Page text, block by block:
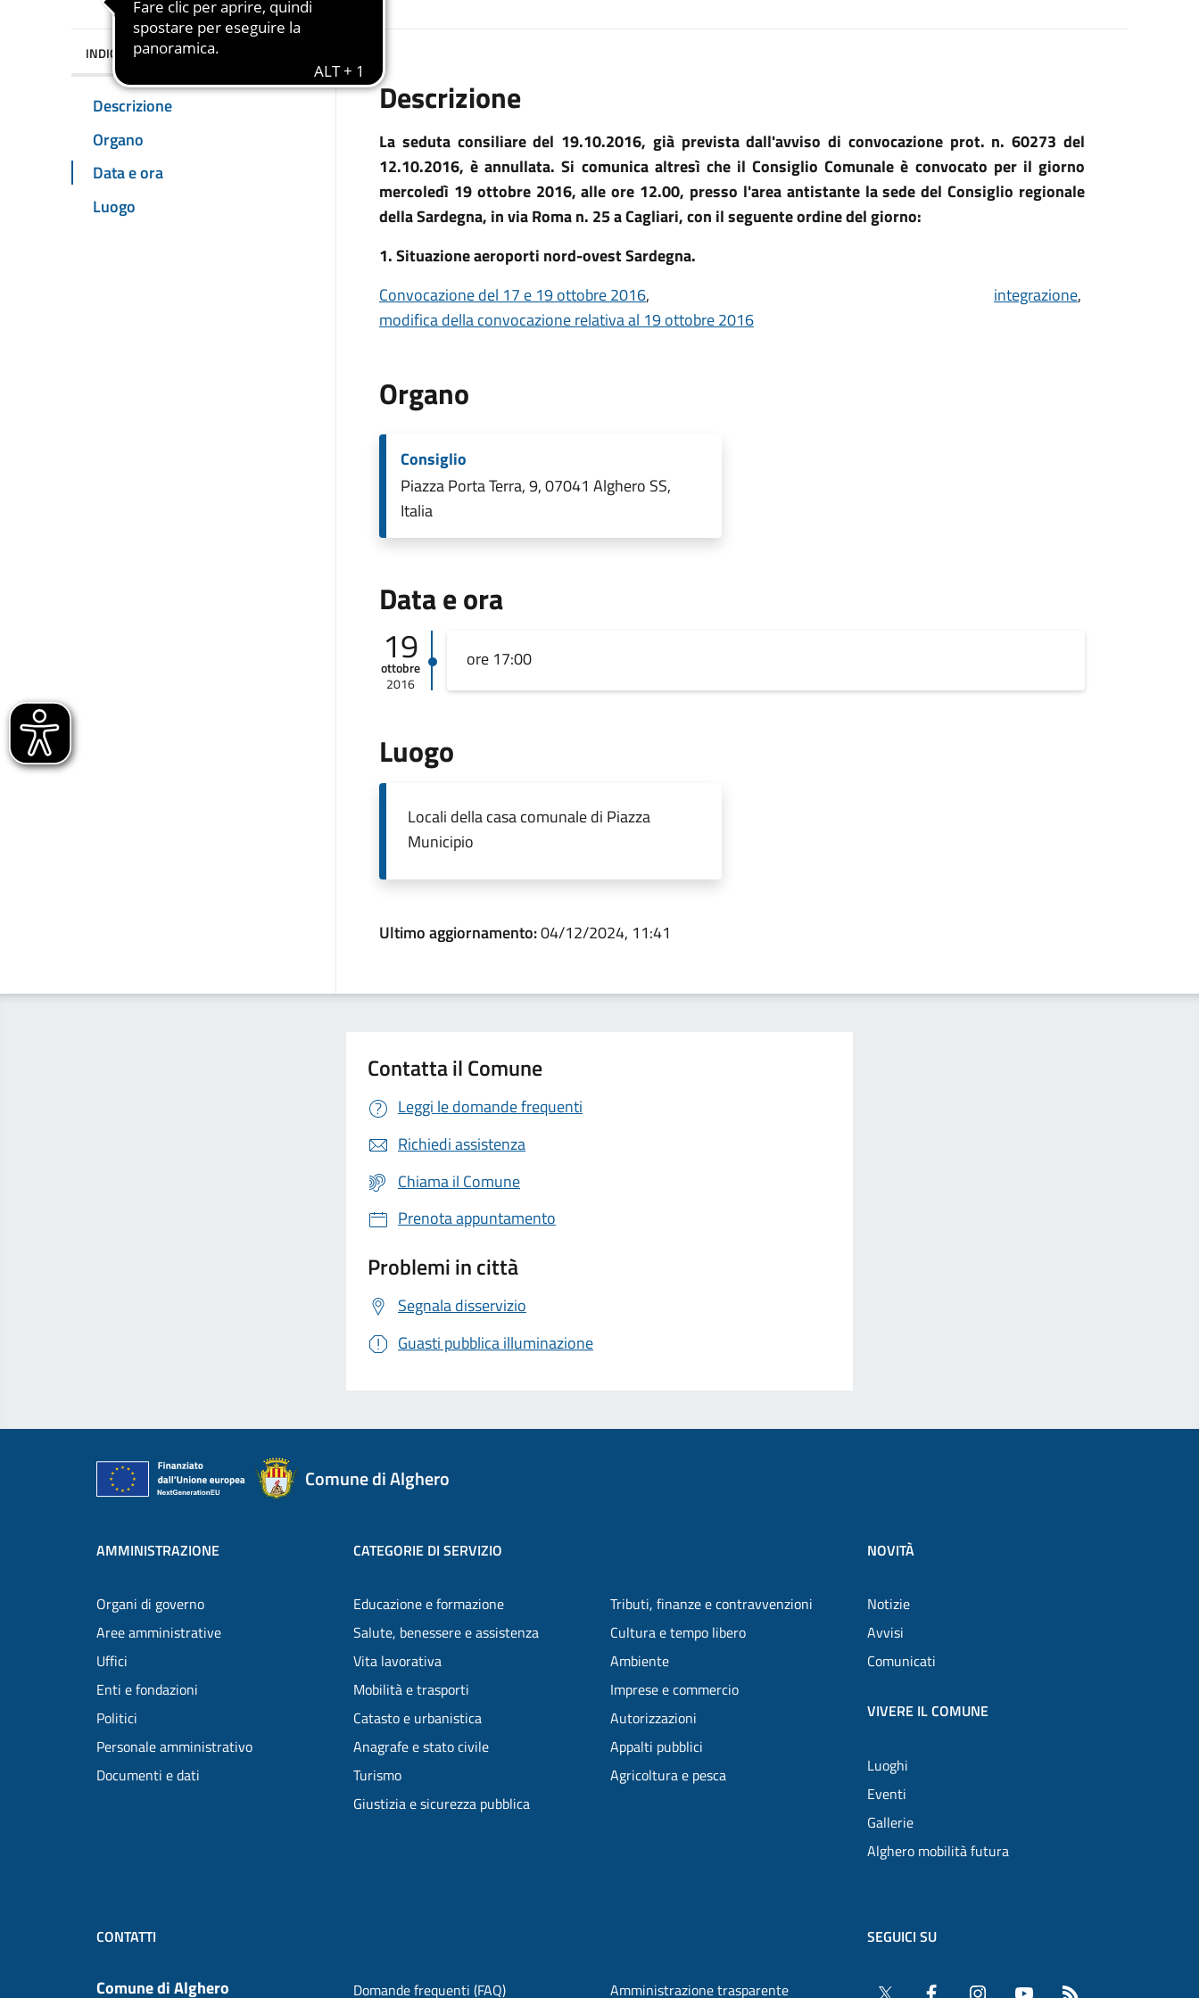
INDICE DELLA PAGINA
Descrizione
Organo
Data e ora
Luogo
Descrizione
La seduta consiliare del 19.10.2016, già prevista dall'avviso di convocazione prot. n. 60273 del
12.10.2016, è annullata. Si comunica altresì che il Consiglio Comunale è convocato per il giorno
mercoledì 19 ottobre 2016, alle ore 12.00, presso l'area antistante la sede del Consiglio regionale
della Sardegna, in via Roma n. 25 a Cagliari, con il seguente ordine del giorno:
1. Situazione aeroporti nord-ovest Sardegna.
Convocazione del 17 e 19 ottobre 2016, integrazione,
modifica della convocazione relativa al 19 ottobre 2016
Organo
Consiglio
Piazza Porta Terra, 9, 07041 Alghero SS,
Italia
Data e ora
19
ottobre
2016
ore 17:00
Luogo
Locali della casa comunale di Piazza
Municipio
Ultimo aggiornamento:04/12/2024, 11:41
Contatta il Comune
Leggi le domande frequenti
Richiedi assistenza
Chiama il Comune
Prenota appuntamento
Problemi in città
Segnala disservizio
Guasti pubblica illuminazione
Comune di Alghero
AMMINISTRAZIONE
Organi di governo
Aree amministrative
Uffici
Enti e fondazioni
Politici
Personale amministrativo
Documenti e dati
CATEGORIE DI SERVIZIO
Educazione e formazione
Salute, benessere e assistenza
Vita lavorativa
Mobilità e trasporti
Catasto e urbanistica
Anagrafe e stato civile
Turismo
Giustizia e sicurezza pubblica
Tributi, finanze e contravvenzioni
Cultura e tempo libero
Ambiente
Imprese e commercio
Autorizzazioni
Appalti pubblici
Agricoltura e pesca
NOVITÀ
Notizie
Avvisi
Comunicati
VIVERE IL COMUNE
Luoghi
Eventi
Gallerie
Alghero mobilità futura
CONTATTI
Comune di Alghero Domande frequenti (FAQ) Amministrazione trasparente
SEGUICI SU